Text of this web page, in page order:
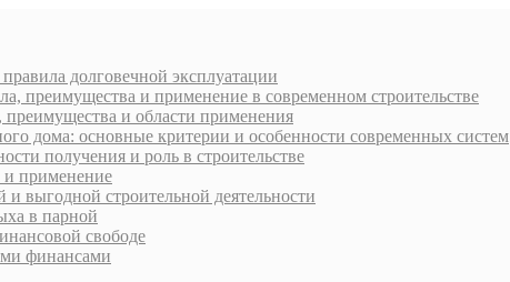
долговечной эксплуатации
преимущества и применение в современном строительстве
преимущества и области применения
дома: основные критерии и особенности современных систем
получения и роль в строительстве
и применение
выгодной строительной деятельности
в парной
свободе
финансами